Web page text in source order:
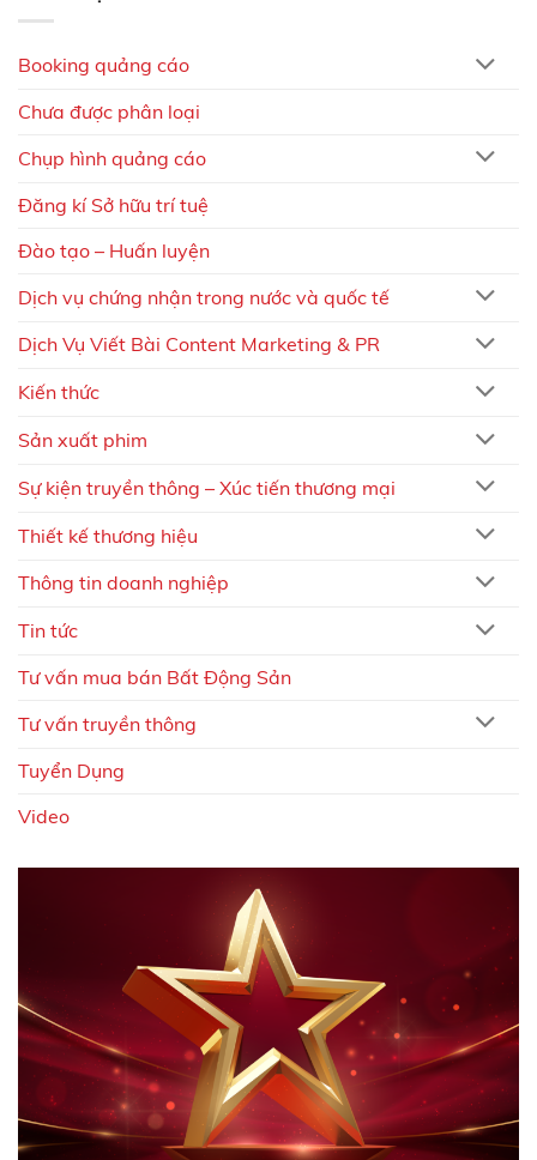
Booking quảng cáo
Chưa được phân loại
Chụp hình quảng cáo
Đăng kí Sở hữu trí tuệ
Đào tạo – Huấn luyện
Dịch vụ chứng nhận trong nước và quốc tế
Dịch Vụ Viết Bài Content Marketing & PR
Kiến thức
Sản xuất phim
Sự kiện truyền thông – Xúc tiến thương mại
Thiết kế thương hiệu
Thông tin doanh nghiệp
Tin tức
Tư vấn mua bán Bất Động Sản
Tư vấn truyền thông
Tuyển Dụng
Video